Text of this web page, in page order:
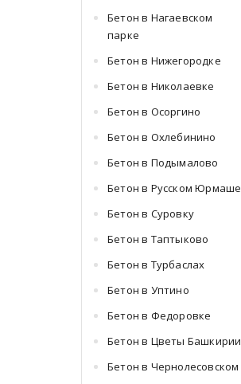
Бетон в Нагаевском
парке
Бетон в Нижегородке
Бетон в Николаевке
Бетон в Осоргино
Бетон в Охлебинино
Бетон в Подымалово
Бетон в Русском Юрмаше
Бетон в Суровку
Бетон в Таптыково
Бетон в Турбаслах
Бетон в Уптино
Бетон в Федоровке
Бетон в Цветы Башкирии
Бетон в Чернолесовском